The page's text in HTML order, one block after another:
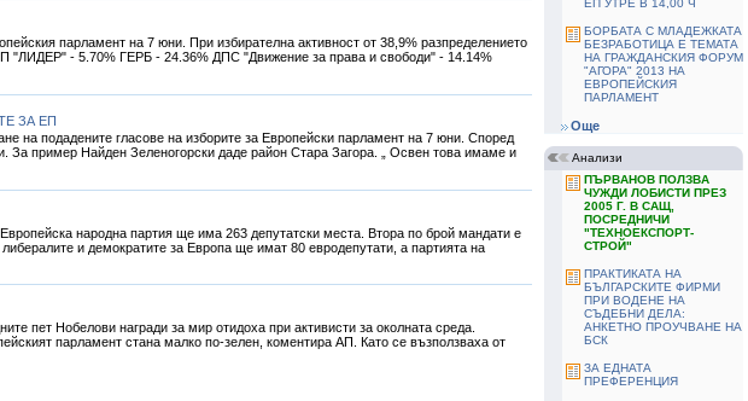
парламент на 7 юни. При избирателна активност от 38,9% разпределението
"ЛИДЕР" - 5.70% ГЕРБ - 24.36% ДПС "Движение за права и свободи" - 14.14%
ЗА ЕП
на подадените гласове на изборите за Европейски парламент на 7 юни. Според
За пример Найден Зеленогорски даде район Стара Загора. „ Освен това имаме и
народна партия ще има 263 депутатски места. Втора по брой мандати е
и демократите за Европа ще имат 80 евродепутати, а партията на
пет Нобелови награди за мир отидоха при активисти за околната среда.
парламент стана малко по-зелен, коментира АП. Като се възползваха от
ЕП УТРЕ В 14,00 Ч
БОРБАТА С МЛАДЕЖКАТА
БЕЗРАБОТИЦА Е ТЕМАТА
НА ГРАЖДАНСКИЯ ФОРУМ
"АГОРА" 2013 НА
ЕВРОПЕЙСКИЯ
ПАРЛАМЕНТ
Още
Анализи
ПЪРВАНОВ ПОЛЗВА
ЧУЖДИ ЛОБИСТИ ПРЕЗ
2005 Г. В САЩ,
ПОСРЕДНИЧИ
"TЕХНОЕКСПОРТ-
СТРОЙ"
ПРАКТИКАТА НА
БЪЛГАРСКИТЕ ФИРМИ
ПРИ ВОДЕНЕ НА
СЪДЕБНИ ДЕЛА:
АНКЕТНО ПРОУЧВАНЕ НА
БСК
ЗА ЕДНАТА
ПРЕФЕРЕНЦИЯ